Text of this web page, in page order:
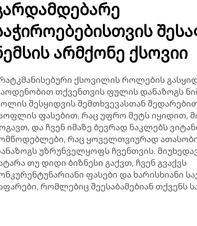
არმქონე ქსოვიი
ქსოვილის როლების
თქვენთვის ფულის დანაზოგს
შესყიდვის შემთხვევასთან
ფასებით, რაც უფრო მეტს იყიდით,
და ჩვენ იმაზე ბევრად ნაკლებს
რაც ყოველთვიურად
უზრუნველყოფს ჩვენთვის.
თუ დიდი ბიზნესი გაქვთ, ჩვენ გვაქვს
ფასები და ხარისხიანი
რომლებიც შეესაბამებიან თქვენს